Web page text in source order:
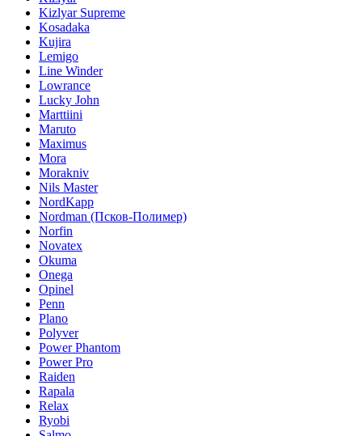
Kizlyar Supreme
Kosadaka
Kujira
Lemigo
Line Winder
Lowrance
Lucky John
Marttiini
Maruto
Maximus
Mora
Morakniv
Nils Master
NordKapp
Nordman (Псков-Полимер)
Norfin
Novatex
Okuma
Onega
Opinel
Penn
Plano
Polyver
Power Phantom
Power Pro
Raiden
Rapala
Relax
Ryobi